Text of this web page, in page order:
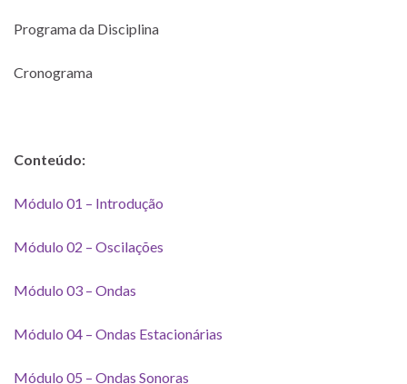
Programa da Disciplina
Cronograma
Conteúdo:
Módulo 01 – Introdução
Módulo 02 – Oscilações
Módulo 03 – Ondas
Módulo 04 – Ondas Estacionárias
Módulo 05 – Ondas Sonoras